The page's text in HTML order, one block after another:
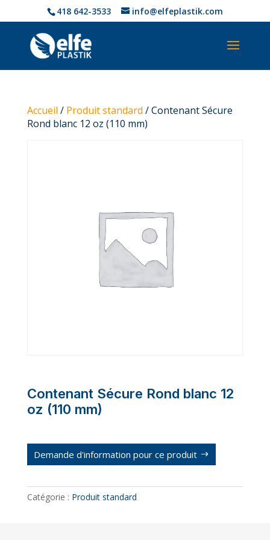
418 642-3533 info@elfeplastik.com
Accueil / Produit standard / Contenant Sécure
Rond blanc 12 oz (110 mm)
Contenant Sécure Rond blanc 12
oz (110 mm)
Demande d'information pour ce produit
Catégorie : Produit standard